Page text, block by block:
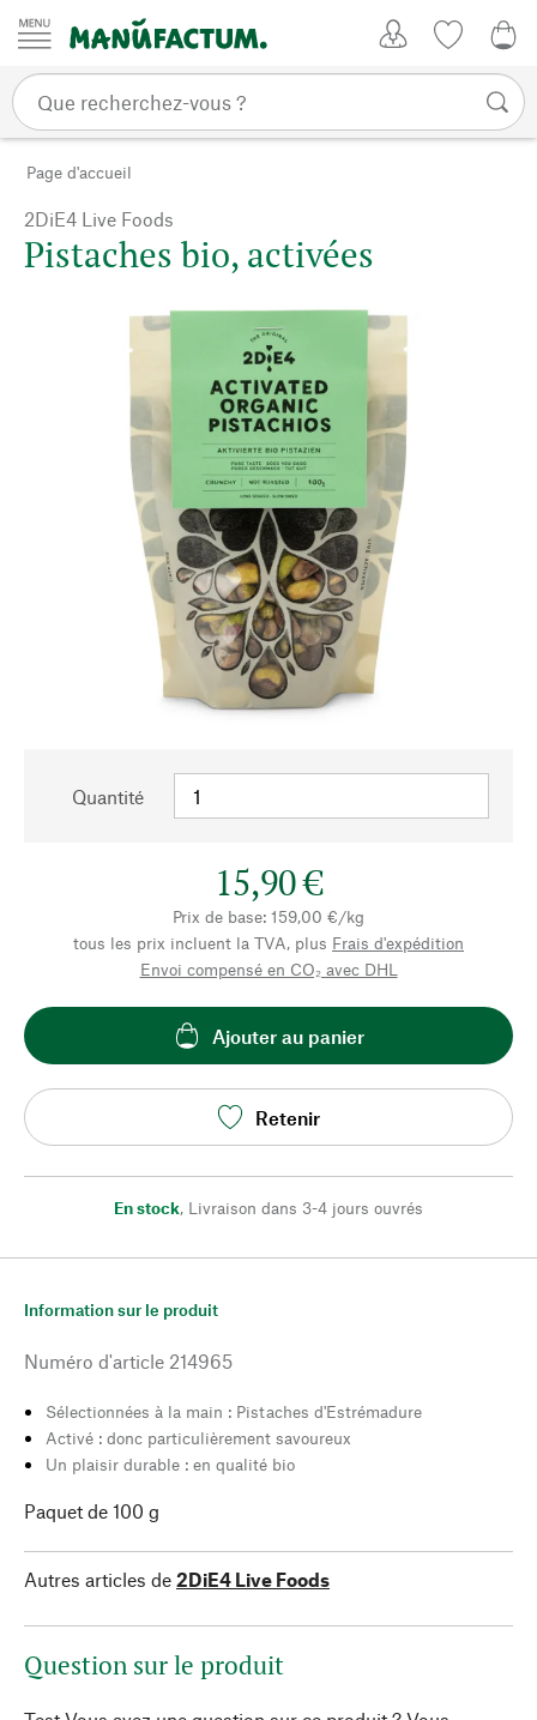
Passer au contenu
Page d'accueil
2DiE4 Live Foods
Pistaches bio, activées
Quantité
15,90 €
Prix de base: 159,00 €/kg
tous les prix incluent la TVA, plus Frais d'expédition
Envoi compensé en CO₂ avec DHL
Ajouter au panier
Retenir
En stock, Livraison dans 3-4 jours ouvrés
Information sur le produit
Numéro d'article 214965
Sélectionnées à la main : Pistaches d'Estrémadure
Activé : donc particulièrement savoureux
Un plaisir durable : en qualité bio
Paquet de 100 g
Autres articles de 2DiE4 Live Foods
Question sur le produit